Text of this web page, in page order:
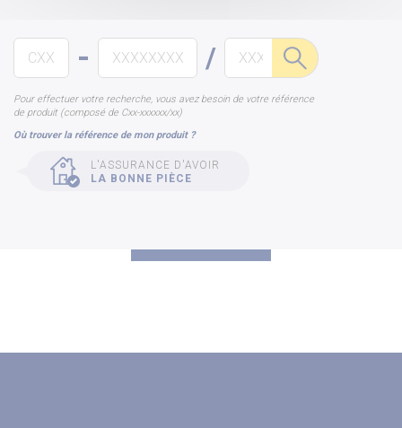
- /
Pour effectuer votre recherche, vous avez besoin de votre référence
de produit (composé de Cxx-xxxxxx/xx)
Où trouver la référence de mon produit ?
L'ASSURANCE D'AVOIR
LA BONNE PIÈCE